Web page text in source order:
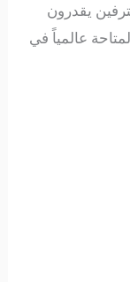
يقدرون
عالمياً في